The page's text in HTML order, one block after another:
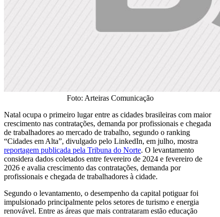
Foto: Arteiras Comunicação
Natal ocupa o primeiro lugar entre as cidades brasileiras com maior
crescimento nas contratações, demanda por profissionais e chegada
de trabalhadores ao mercado de trabalho, segundo o ranking
“Cidades em Alta”, divulgado pelo LinkedIn, em julho, mostra
reportagem publicada pela Tribuna do Norte. O levantamento
considera dados coletados entre fevereiro de 2024 e fevereiro de
2026 e avalia crescimento das contratações, demanda por
profissionais e chegada de trabalhadores à cidade.
Segundo o levantamento, o desempenho da capital potiguar foi
impulsionado principalmente pelos setores de turismo e energia
renovável. Entre as áreas que mais contrataram estão educação